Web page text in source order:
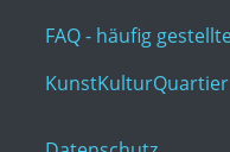
FAQ - häufig
KunstKulturQuartier